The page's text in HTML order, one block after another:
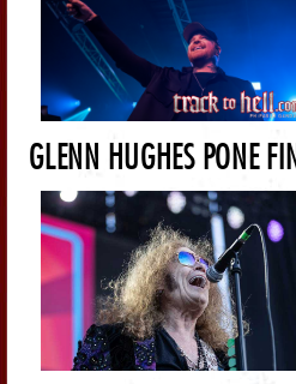
GLENN HUGHES PONE